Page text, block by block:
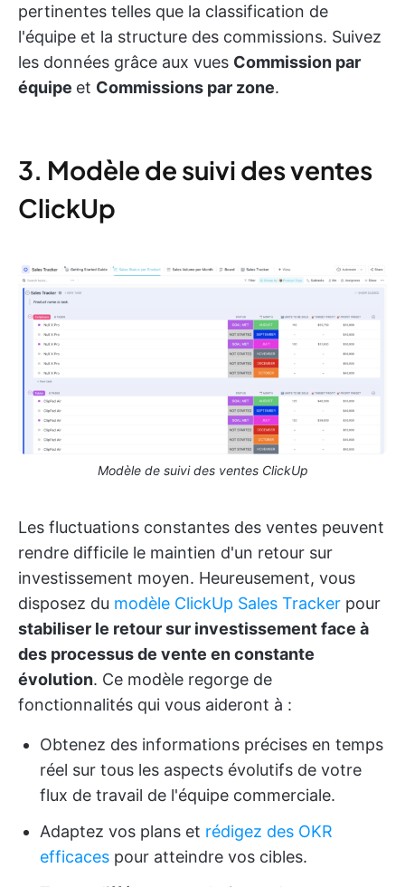
pertinentes telles que la classification de
l'équipe et la structure des commissions. Suivez
les données grâce aux vues Commission par
équipe et Commissions par zone.
3. Modèle de suivi des ventes
ClickUp
Modèle de suivi des ventes ClickUp
Les fluctuations constantes des ventes peuvent
rendre difficile le maintien d'un retour sur
investissement moyen. Heureusement, vous
disposez du modèle ClickUp Sales Tracker pour
stabiliser le retour sur investissement face à
des processus de vente en constante
évolution. Ce modèle regorge de
fonctionnalités qui vous aideront à :
Obtenez des informations précises en temps
réel sur tous les aspects évolutifs de votre
flux de travail de l'équipe commerciale.
Adaptez vos plans et rédigez des OKR
efficaces pour atteindre vos cibles.